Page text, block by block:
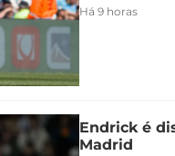
Há 9 horas
Endrick é
Madrid